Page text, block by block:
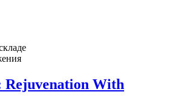
Rejuvenation With